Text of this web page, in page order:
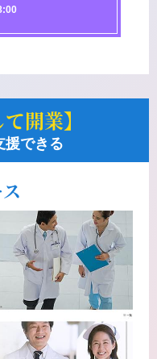
開業】
援できる